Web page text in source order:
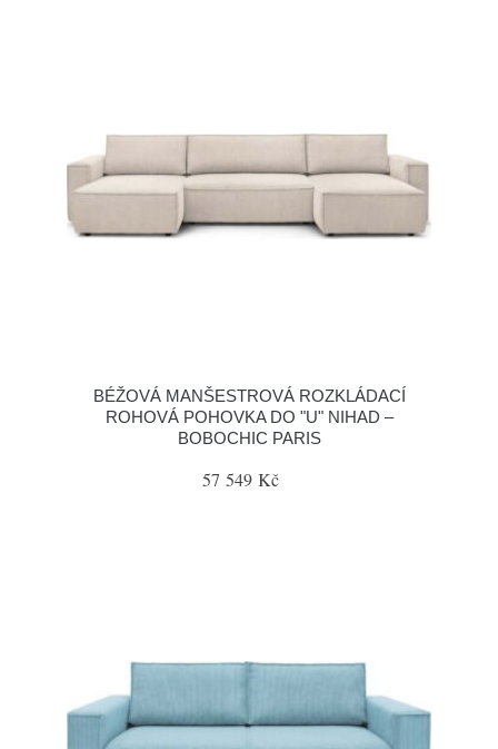
BÉŽOVÁ MANŠESTROVÁ ROZKLÁDACÍ
ROHOVÁ POHOVKA DO "U" NIHAD –
BOBOCHIC PARIS
57 549 Kč